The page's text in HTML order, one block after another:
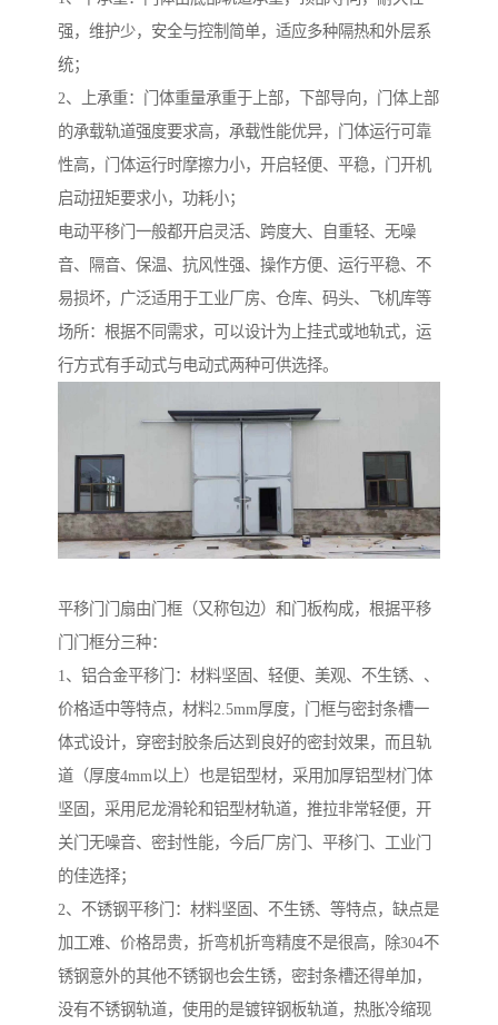
强，维护少，安全与控制简单，适应多种隔热和外层系
统；
2、上承重：门体重量承重于上部，下部导向，门体上部
的承载轨道强度要求高，承载性能优异，门体运行可靠
性高，门体运行时摩擦力小，开启轻便、平稳，门开机
启动扭矩要求小，功耗小；
电动平移门一般都开启灵活、跨度大、自重轻、无噪
音、隔音、保温、抗风性强、操作方便、运行平稳、不
易损坏，广泛适用于工业厂房、仓库、码头、飞机库等
场所：根据不同需求，可以设计为上挂式或地轨式，运
行方式有手动式与电动式两种可供选择。
平移门门扇由门框（又称包边）和门板构成，根据平移
门门框分三种：
1、铝合金平移门：材料坚固、轻便、美观、不生锈、、
价格适中等特点，材料2.5mm厚度，门框与密封条槽一
体式设计，穿密封胶条后达到良好的密封效果，而且轨
道（厚度4mm以上）也是铝型材，采用加厚铝型材门体
坚固，采用尼龙滑轮和铝型材轨道，推拉非常轻便，开
关门无噪音、密封性能，今后厂房门、平移门、工业门
的佳选择；
2、不锈钢平移门：材料坚固、不生锈、等特点，缺点是
加工难、价格昂贵，折弯机折弯精度不是很高，除304不
锈钢意外的其他不锈钢也会生锈，密封条槽还得单加，
没有不锈钢轨道，使用的是镀锌钢板轨道，热胀冷缩现